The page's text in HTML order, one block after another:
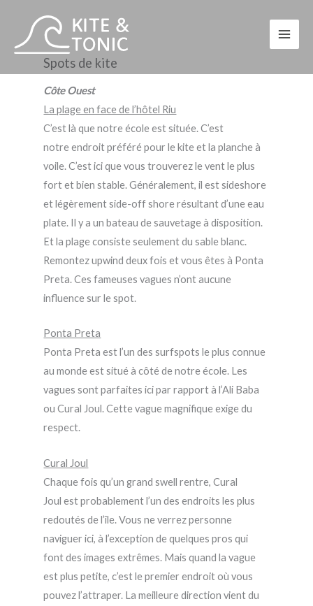
contenu
Spots de kite
Côte Ouest
La plage en face de l’hôtel Riu
C’est là que notre école est située. C’est
notre endroit préféré pour le kite et la planche à
voile. C’est ici que vous trouverez le vent le plus
fort et bien stable. Généralement, il est sideshore
et légèrement side-off shore résultant d’une eau
plate. Il y a un bateau de sauvetage à disposition.
Et la plage consiste seulement du sable blanc.
Remontez upwind deux fois et vous êtes à Ponta
Preta. Ces fameuses vagues n’ont aucune
influence sur le spot.
Ponta Preta
Ponta Preta est l’un des surfspots le plus connue
au monde est situé à côté de notre école. Les
vagues sont parfaites ici par rapport à l’Ali Baba
ou Cural Joul. Cette vague magnifique exige du
respect.
Cural Joul
Chaque fois qu’un grand swell rentre, Cural
Joul est probablement l’un des endroits les plus
redoutés de l’île. Vous ne verrez personne
naviguer ici, à l’exception de quelques pros qui
font des images extrêmes. Mais quand la vague
est plus petite, c’est le premier endroit où vous
pouvez l’attraper. La meilleure direction vient du